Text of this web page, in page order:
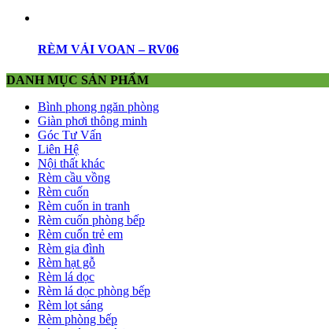
RÈM VẢI VOAN – RV06
DANH MỤC SẢN PHẨM
Bình phong ngăn phòng
Giàn phơi thông minh
Góc Tư Vấn
Liên Hệ
Nội thất khác
Rèm cầu vồng
Rèm cuốn
Rèm cuốn in tranh
Rèm cuốn phòng bếp
Rèm cuốn trẻ em
Rèm gia đình
Rèm hạt gỗ
Rèm lá dọc
Rèm lá dọc phòng bếp
Rèm lọt sáng
Rèm phòng bếp